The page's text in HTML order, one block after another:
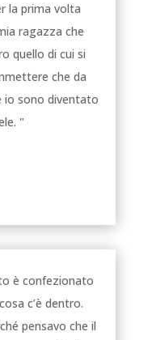
la prima volta
ragazza che
quello di cui si
che da
io sono diventato
"
è confezionato
c’è dentro.
pensavo che il